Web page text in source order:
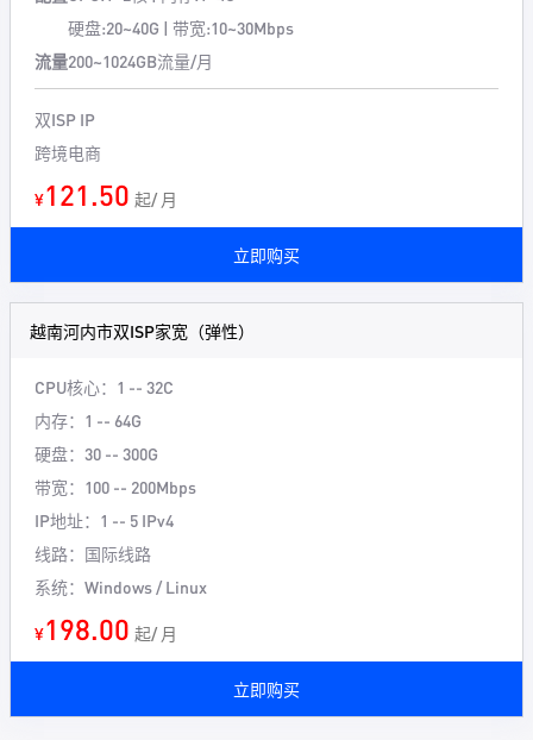
硬盘:20~40G | 带宽:10~30Mbps
流量200~1024GB流量/月
双ISP IP
跨境电商
¥121.50 起/ 月
立即购买
越南河内市双ISP家宽（弹性）
CPU核心：1 -- 32C
内存：1 -- 64G
硬盘：30 -- 300G
带宽：100 -- 200Mbps
IP地址：1 -- 5 IPv4
线路：国际线路
系统：Windows / Linux
¥198.00 起/ 月
立即购买